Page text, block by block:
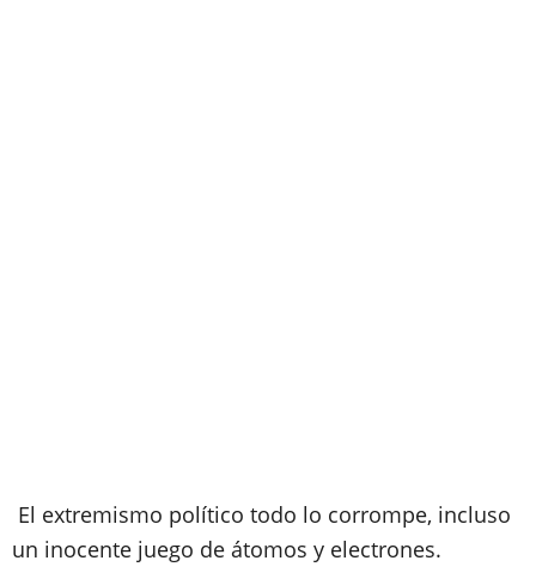
El extremismo político todo lo corrompe, incluso
un inocente juego de átomos y electrones.